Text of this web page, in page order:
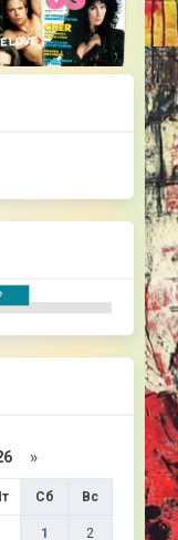
»
Сб Вс
1 2